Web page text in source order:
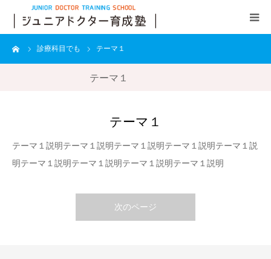
診療科目でも テーマ１
テーマ１
テーマ１
テーマ１説明テーマ１説明テーマ１説明テーマ１説明テーマ１説
明テーマ１説明テーマ１説明テーマ１説明テーマ１説明
次のページ
事業内容